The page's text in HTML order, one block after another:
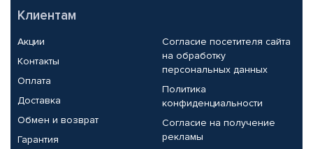
Клиентам
Акции
Контакты
Оплата
Доставка
Обмен и возврат
Гарантия
Согласие посетителя сайта
на обработку
персональных данных
Политика
конфиденциальности
Согласие на получение
рекламы